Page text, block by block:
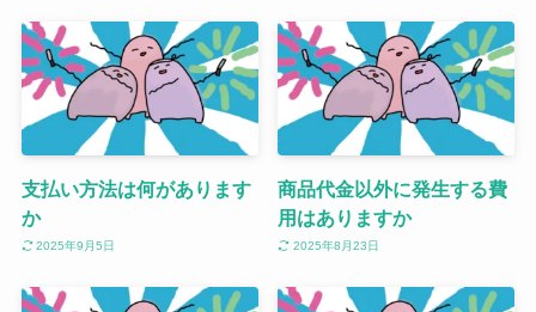
支払い方法は何があります
か
2025年9月5日
商品代金以外に発生する費
用はありますか
2025年8月23日